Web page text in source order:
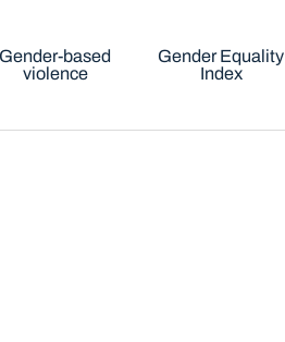
Gender-based
violence
Gender Equality
Index